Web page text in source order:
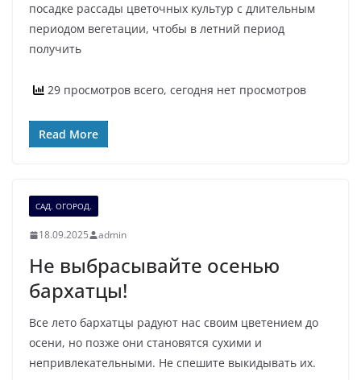
посадке рассады цветочных культур с длительным
периодом вегетации, чтобы в летний период
получить
29 просмотров всего, сегодня нет просмотров
Read More
САД. ОГОРОД.
18.09.2025 admin
Не выбрасывайте осенью
бархатцы!
Все лето бархатцы радуют нас своим цветением до
осени, но позже они становятся сухими и
непривлекательными. Не спешите выкидывать их.